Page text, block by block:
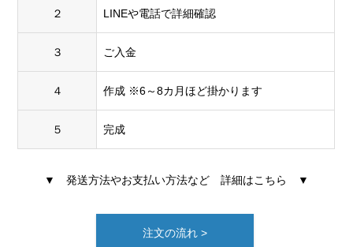
２ LINEや電話で詳細確認
３ ご入金
４ 作成 ※6～8カ月ほど掛かります
５ 完成
▼ 発送方法やお支払い方法など 詳細はこちら ▼
注文の流れ >